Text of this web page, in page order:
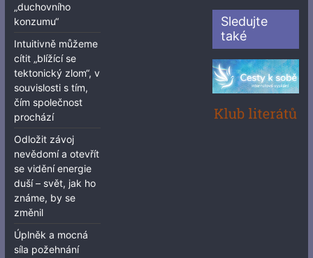
„duchovního
konzumu“
Intuitivně můžeme
cítit „blížící se
tektonický zlom“, v
souvislosti s tím,
čím společnost
prochází
Odložit závoj
nevědomí a otevřít
se vidění energie
duší – svět, jak ho
známe, by se
změnil
Úplněk a mocná
síla požehnání
Sledujte
také